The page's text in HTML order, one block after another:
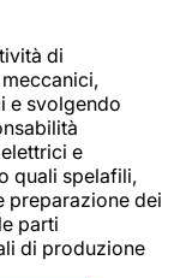
di
e svolgendo
e
quali spelafili,
preparazione dei
parti
di produzione